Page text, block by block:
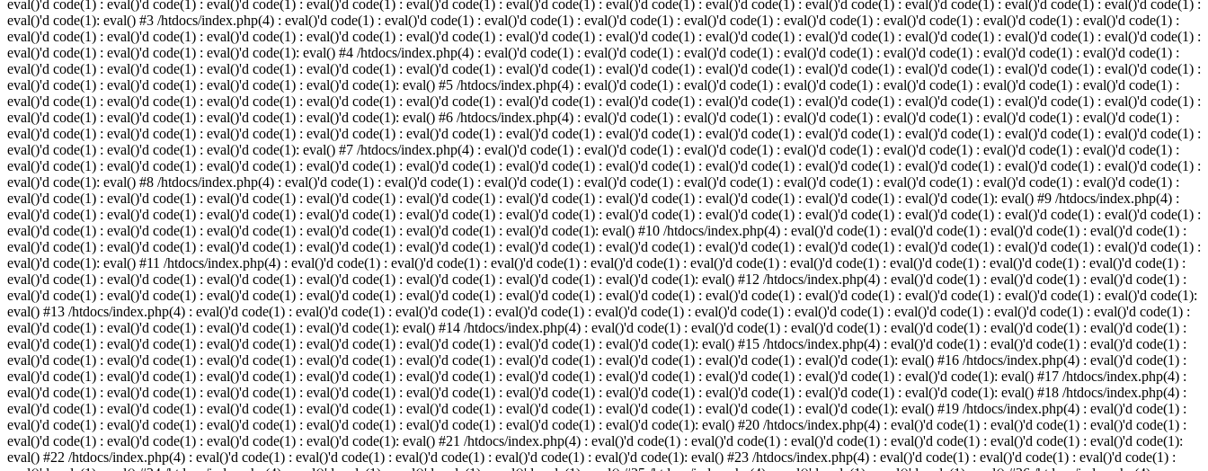
eval()'d code(1) : eval()'d code(1) : eval()'d code(1) : eval()'d code(1) : eval()'d code(1) : eval()'d code(1) : eval()'d code(1) : eval()'d code(1) : eval()'d code(1) : eval()'d code(1) : eval()'d code(1) : eval()'d code(1) :
eval()'d code(1): eval() #3 /htdocs/index.php(4) : eval()'d code(1) : eval()'d code(1) : eval()'d code(1) : eval()'d code(1) : eval()'d code(1) : eval()'d code(1) : eval()'d code(1) : eval()'d code(1) : eval()'d code(1) :
eval()'d code(1) : eval()'d code(1) : eval()'d code(1) : eval()'d code(1) : eval()'d code(1) : eval()'d code(1) : eval()'d code(1) : eval()'d code(1) : eval()'d code(1) : eval()'d code(1) : eval()'d code(1) : eval()'d code(1) :
eval()'d code(1) : eval()'d code(1) : eval()'d code(1): eval() #4 /htdocs/index.php(4) : eval()'d code(1) : eval()'d code(1) : eval()'d code(1) : eval()'d code(1) : eval()'d code(1) : eval()'d code(1) : eval()'d code(1) :
eval()'d code(1) : eval()'d code(1) : eval()'d code(1) : eval()'d code(1) : eval()'d code(1) : eval()'d code(1) : eval()'d code(1) : eval()'d code(1) : eval()'d code(1) : eval()'d code(1) : eval()'d code(1) : eval()'d code(1) :
eval()'d code(1) : eval()'d code(1) : eval()'d code(1) : eval()'d code(1): eval() #5 /htdocs/index.php(4) : eval()'d code(1) : eval()'d code(1) : eval()'d code(1) : eval()'d code(1) : eval()'d code(1) : eval()'d code(1) :
eval()'d code(1) : eval()'d code(1) : eval()'d code(1) : eval()'d code(1) : eval()'d code(1) : eval()'d code(1) : eval()'d code(1) : eval()'d code(1) : eval()'d code(1) : eval()'d code(1) : eval()'d code(1) : eval()'d code(1) :
eval()'d code(1) : eval()'d code(1) : eval()'d code(1) : eval()'d code(1): eval() #6 /htdocs/index.php(4) : eval()'d code(1) : eval()'d code(1) : eval()'d code(1) : eval()'d code(1) : eval()'d code(1) : eval()'d code(1) :
eval()'d code(1) : eval()'d code(1) : eval()'d code(1) : eval()'d code(1) : eval()'d code(1) : eval()'d code(1) : eval()'d code(1) : eval()'d code(1) : eval()'d code(1) : eval()'d code(1) : eval()'d code(1) : eval()'d code(1) :
eval()'d code(1) : eval()'d code(1) : eval()'d code(1): eval() #7 /htdocs/index.php(4) : eval()'d code(1) : eval()'d code(1) : eval()'d code(1) : eval()'d code(1) : eval()'d code(1) : eval()'d code(1) : eval()'d code(1) :
eval()'d code(1) : eval()'d code(1) : eval()'d code(1) : eval()'d code(1) : eval()'d code(1) : eval()'d code(1) : eval()'d code(1) : eval()'d code(1) : eval()'d code(1) : eval()'d code(1) : eval()'d code(1) : eval()'d code(1) :
eval()'d code(1): eval() #8 /htdocs/index.php(4) : eval()'d code(1) : eval()'d code(1) : eval()'d code(1) : eval()'d code(1) : eval()'d code(1) : eval()'d code(1) : eval()'d code(1) : eval()'d code(1) : eval()'d code(1) :
eval()'d code(1) : eval()'d code(1) : eval()'d code(1) : eval()'d code(1) : eval()'d code(1) : eval()'d code(1) : eval()'d code(1) : eval()'d code(1) : eval()'d code(1) : eval()'d code(1): eval() #9 /htdocs/index.php(4) :
eval()'d code(1) : eval()'d code(1) : eval()'d code(1) : eval()'d code(1) : eval()'d code(1) : eval()'d code(1) : eval()'d code(1) : eval()'d code(1) : eval()'d code(1) : eval()'d code(1) : eval()'d code(1) : eval()'d code(1) :
eval()'d code(1) : eval()'d code(1) : eval()'d code(1) : eval()'d code(1) : eval()'d code(1) : eval()'d code(1): eval() #10 /htdocs/index.php(4) : eval()'d code(1) : eval()'d code(1) : eval()'d code(1) : eval()'d code(1) :
eval()'d code(1) : eval()'d code(1) : eval()'d code(1) : eval()'d code(1) : eval()'d code(1) : eval()'d code(1) : eval()'d code(1) : eval()'d code(1) : eval()'d code(1) : eval()'d code(1) : eval()'d code(1) : eval()'d code(1) :
eval()'d code(1): eval() #11 /htdocs/index.php(4) : eval()'d code(1) : eval()'d code(1) : eval()'d code(1) : eval()'d code(1) : eval()'d code(1) : eval()'d code(1) : eval()'d code(1) : eval()'d code(1) : eval()'d code(1) :
eval()'d code(1) : eval()'d code(1) : eval()'d code(1) : eval()'d code(1) : eval()'d code(1) : eval()'d code(1) : eval()'d code(1): eval() #12 /htdocs/index.php(4) : eval()'d code(1) : eval()'d code(1) : eval()'d code(1) :
eval()'d code(1) : eval()'d code(1) : eval()'d code(1) : eval()'d code(1) : eval()'d code(1) : eval()'d code(1) : eval()'d code(1) : eval()'d code(1) : eval()'d code(1) : eval()'d code(1) : eval()'d code(1) : eval()'d code(1):
eval() #13 /htdocs/index.php(4) : eval()'d code(1) : eval()'d code(1) : eval()'d code(1) : eval()'d code(1) : eval()'d code(1) : eval()'d code(1) : eval()'d code(1) : eval()'d code(1) : eval()'d code(1) : eval()'d code(1) :
eval()'d code(1) : eval()'d code(1) : eval()'d code(1) : eval()'d code(1): eval() #14 /htdocs/index.php(4) : eval()'d code(1) : eval()'d code(1) : eval()'d code(1) : eval()'d code(1) : eval()'d code(1) : eval()'d code(1) :
eval()'d code(1) : eval()'d code(1) : eval()'d code(1) : eval()'d code(1) : eval()'d code(1) : eval()'d code(1) : eval()'d code(1): eval() #15 /htdocs/index.php(4) : eval()'d code(1) : eval()'d code(1) : eval()'d code(1) :
eval()'d code(1) : eval()'d code(1) : eval()'d code(1) : eval()'d code(1) : eval()'d code(1) : eval()'d code(1) : eval()'d code(1) : eval()'d code(1) : eval()'d code(1): eval() #16 /htdocs/index.php(4) : eval()'d code(1) :
eval()'d code(1) : eval()'d code(1) : eval()'d code(1) : eval()'d code(1) : eval()'d code(1) : eval()'d code(1) : eval()'d code(1) : eval()'d code(1) : eval()'d code(1) : eval()'d code(1): eval() #17 /htdocs/index.php(4) :
eval()'d code(1) : eval()'d code(1) : eval()'d code(1) : eval()'d code(1) : eval()'d code(1) : eval()'d code(1) : eval()'d code(1) : eval()'d code(1) : eval()'d code(1) : eval()'d code(1): eval() #18 /htdocs/index.php(4) :
eval()'d code(1) : eval()'d code(1) : eval()'d code(1) : eval()'d code(1) : eval()'d code(1) : eval()'d code(1) : eval()'d code(1) : eval()'d code(1) : eval()'d code(1): eval() #19 /htdocs/index.php(4) : eval()'d code(1) :
eval()'d code(1) : eval()'d code(1) : eval()'d code(1) : eval()'d code(1) : eval()'d code(1) : eval()'d code(1) : eval()'d code(1): eval() #20 /htdocs/index.php(4) : eval()'d code(1) : eval()'d code(1) : eval()'d code(1) :
eval()'d code(1) : eval()'d code(1) : eval()'d code(1) : eval()'d code(1): eval() #21 /htdocs/index.php(4) : eval()'d code(1) : eval()'d code(1) : eval()'d code(1) : eval()'d code(1) : eval()'d code(1) : eval()'d code(1):
eval() #22 /htdocs/index.php(4) : eval()'d code(1) : eval()'d code(1) : eval()'d code(1) : eval()'d code(1) : eval()'d code(1): eval() #23 /htdocs/index.php(4) : eval()'d code(1) : eval()'d code(1) : eval()'d code(1) :